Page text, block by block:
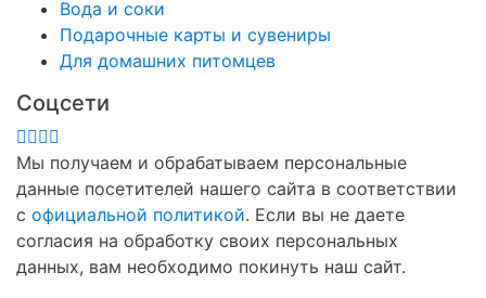
Вода и соки
Подарочные карты и сувениры
Для домашних питомцев
Соцсети
Мы получаем и обрабатываем персональные
данные посетителей нашего сайта в соответствии
с официальной политикой. Если вы не даете
согласия на обработку своих персональных
данных, вам необходимо покинуть наш сайт.